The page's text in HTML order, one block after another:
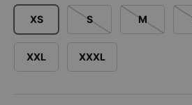
XS S M
XXL XXXL